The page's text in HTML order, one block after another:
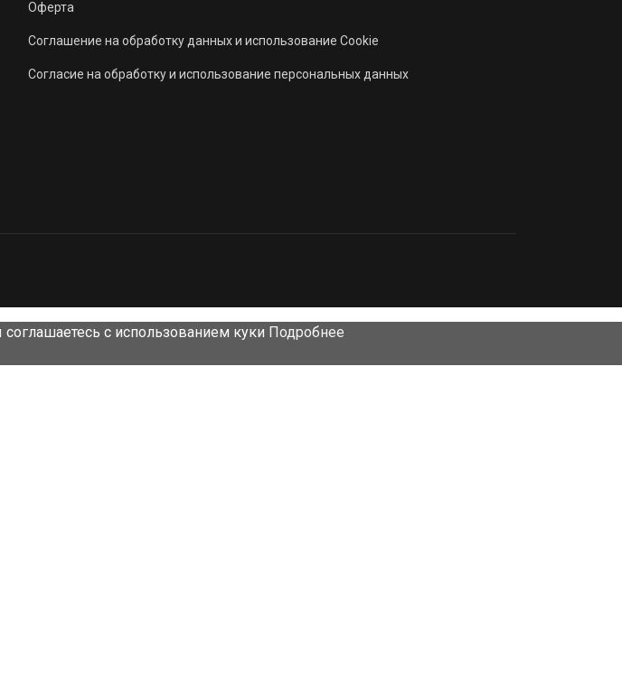
Оферта
Соглашение на обработку данных и использование Cookie
Согласие на обработку и использование персональных данных
с использованием куки Подробнее